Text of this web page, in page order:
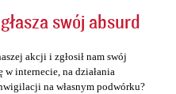
swój absurd
akcji i zgłosił nam swój
internecie, na działania
na własnym podwórku?